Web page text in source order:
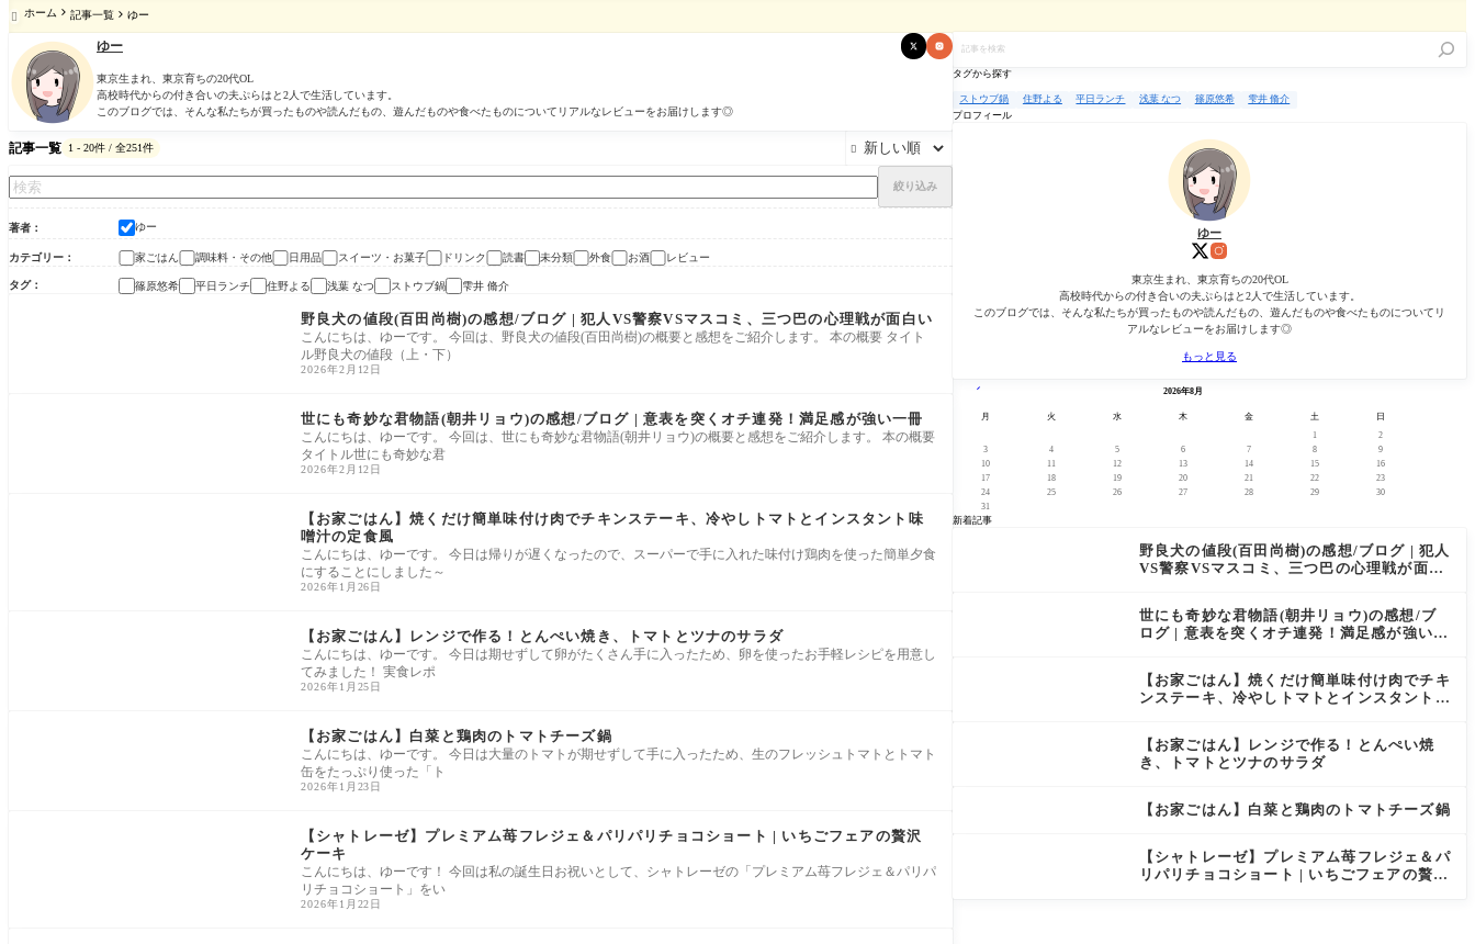
 ホーム 記事一覧 ゆー
ゆー
東京生まれ、東京育ちの20代OL
高校時代からの付き合いの夫ぷらはと2人で生活しています。
このブログでは、そんな私たちが買ったものや読んだもの、遊んだものや食べたものについてリアルなレビューをお届けします◎
記事一覧 1 - 20件 / 全251件 
絞り込み
著者 ゆー
カテゴリー 家ごはん 調味料・その他 日用品 スイーツ・お菓子 ドリンク 読書 未分類 外食 お酒 レビュー
タグ 篠原悠希 平日ランチ 住野よる 浅葉 なつ ストウブ鍋 雫井 脩介
読書
野良犬の値段(百田尚樹)の感想/ブログ | 犯人VS警察VSマスコミ、三つ巴の心理戦が面白い
こんにちは、ゆーです。 今回は、野良犬の値段(百田尚樹)の概要と感想をご紹介します。 本の概要 タイト
ル野良犬の値段（上・下）
2026年2月12日
世にも奇妙な君物語(朝井リョウ)の感想/ブログ | 意表を突くオチ連発！満足感が強い一冊
こんにちは、ゆーです。 今回は、世にも奇妙な君物語(朝井リョウ)の概要と感想をご紹介します。 本の概要
タイトル世にも奇妙な君
2026年2月12日
【お家ごはん】焼くだけ簡単味付け肉でチキンステーキ、冷やしトマトとインスタント味
噌汁の定食風
こんにちは、ゆーです。 今日は帰りが遅くなったので、スーパーで手に入れた味付け鶏肉を使った簡単夕食
にすることにしました～
2026年1月26日
【お家ごはん】レンジで作る！とんぺい焼き、トマトとツナのサラダ
こんにちは、ゆーです。 今日は期せずして卵がたくさん手に入ったため、卵を使ったお手軽レシピを用意し
てみました！ 実食レポ
2026年1月25日
【お家ごはん】白菜と鶏肉のトマトチーズ鍋
こんにちは、ゆーです。 今日は大量のトマトが期せずして手に入ったため、生のフレッシュトマトとトマト
缶をたっぷり使った「ト
2026年1月23日
【シャトレーゼ】プレミアム苺フレジェ＆パリパリチョコショート | いちごフェアの贅沢
ケーキ
こんにちは、ゆーです！ 今回は私の誕生日お祝いとして、シャトレーゼの「プレミアム苺フレジェ＆パリパ
リチョコショート」をい
2026年1月22日
記
事
を
検
索
タグから探す
ストウブ鍋 住野よる 平日ランチ 浅葉 なつ 篠原悠希
雫井 脩介
プロフィール
ゆー
東京生まれ、東京育ちの20代OL
高校時代からの付き合いの夫ぷらはと2人で生活しています。
このブログでは、そんな私たちが買ったものや読んだもの、遊んだものや食べたものについてリ
アルなレビューをお届けします◎
もっと見る
2026年8月
月 火 水 木 金 土
日
1
2
3
4 5 6 7 8
9
10
11 12 13 14 15
16
17
18 19 20 21 22
23
24
25 26 27 28 29
30
31
新着記事
野良犬の値段(百田尚樹)の感想/ブログ | 犯人
VS警察VSマスコミ、三つ巴の心理戦が面白
世にも奇妙な君物語(朝井リョウ)の感想/ブ
ログ | 意表を突くオチ連発！満足感が強い一
【お家ごはん】焼くだけ簡単味付け肉でチキ
ンステーキ、冷やしトマトとインスタント味
【お家ごはん】レンジで作る！とんぺい焼
き、トマトとツナのサラダ
【お家ごはん】白菜と鶏肉のトマトチーズ鍋
【シャトレーゼ】プレミアム苺フレジェ＆パ
リパリチョコショート | いちごフェアの贅沢